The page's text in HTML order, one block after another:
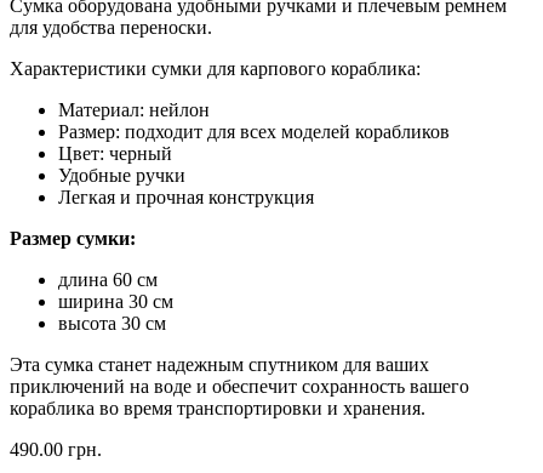
Сумка оборудована удобными ручками и плечевым ремнем
для удобства переноски.
Характеристики сумки для карпового кораблика:
Материал: нейлон
Размер: подходит для всех моделей корабликов
Цвет: черный
Удобные ручки
Легкая и прочная конструкция
Размер сумки:
длина 60 см
ширина 30 см
высота 30 см
Эта сумка станет надежным спутником для ваших
приключений на воде и обеспечит сохранность вашего
кораблика во время транспортировки и хранения.
490.00 грн.